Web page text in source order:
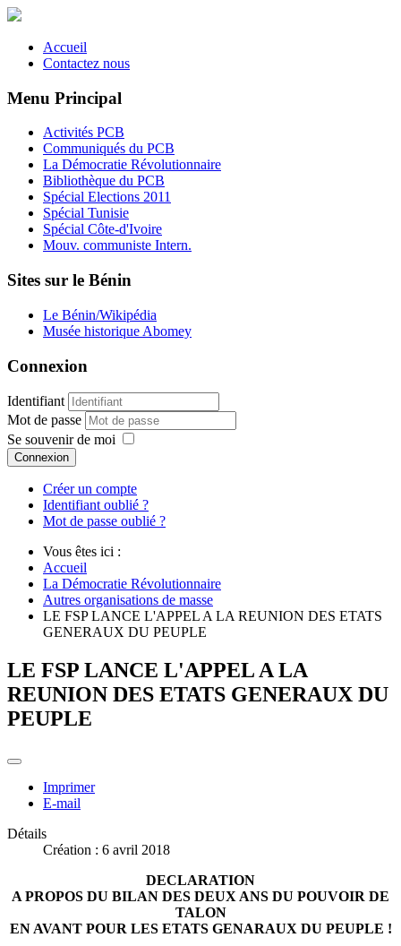
Accueil
Contactez nous
Menu Principal
Activités PCB
Communiqués du PCB
La Démocratie Révolutionnaire
Bibliothèque du PCB
Spécial Elections 2011
Spécial Tunisie
Spécial Côte-d'Ivoire
Mouv. communiste Intern.
Sites sur le Bénin
Le Bénin/Wikipédia
Musée historique Abomey
Connexion
Identifiant
Mot de passe
Se souvenir de moi
Connexion
Créer un compte
Identifiant oublié ?
Mot de passe oublié ?
Vous êtes ici :
Accueil
La Démocratie Révolutionnaire
Autres organisations de masse
LE FSP LANCE L'APPEL A LA REUNION DES ETATS
GENERAUX DU PEUPLE
LE FSP LANCE L'APPEL A LA
REUNION DES ETATS GENERAUX DU
PEUPLE
Imprimer
E-mail
Détails
Création : 6 avril 2018
DECLARATION
A PROPOS DU BILAN DES DEUX ANS DU POUVOIR DE
TALON
EN AVANT POUR LES ETATS GENARAUX DU PEUPLE !